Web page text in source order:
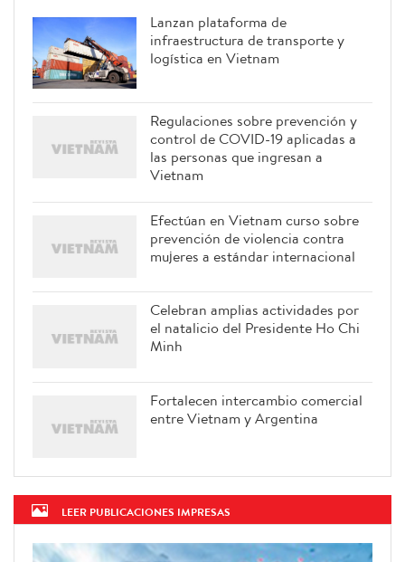
Lanzan plataforma de
infraestructura de transporte y
logística en Vietnam
Regulaciones sobre prevención y
control de COVID-19 aplicadas a
las personas que ingresan a
Vietnam
Efectúan en Vietnam curso sobre
prevención de violencia contra
mujeres a estándar internacional
Celebran amplias actividades por
el natalicio del Presidente Ho Chi
Minh
Fortalecen intercambio comercial
entre Vietnam y Argentina
LEER PUBLICACIONES IMPRESAS